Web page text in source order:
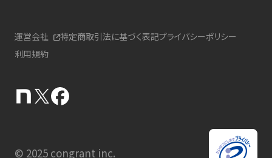
運営会社 特定商取引法に基づく表記プライバシーポリシー
利用規約
© 2025 congrant inc.